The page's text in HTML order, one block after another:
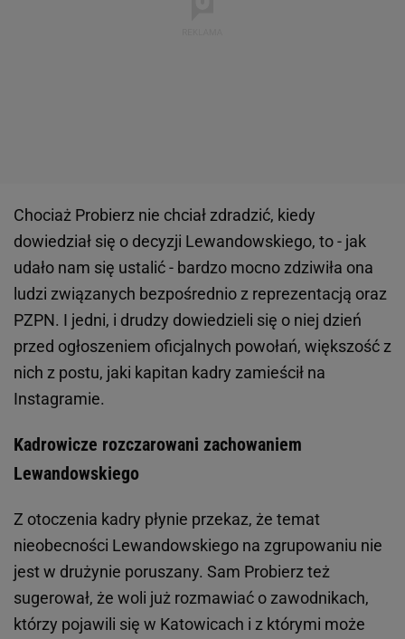
Chociaż Probierz nie chciał zdradzić, kiedy
dowiedział się o decyzji Lewandowskiego, to - jak
udało nam się ustalić - bardzo mocno zdziwiła ona
ludzi związanych bezpośrednio z reprezentacją oraz
PZPN. I jedni, i drudzy dowiedzieli się o niej dzień
przed ogłoszeniem oficjalnych powołań, większość z
nich z postu, jaki kapitan kadry zamieścił na
Instagramie.
Kadrowicze rozczarowani zachowaniem
Lewandowskiego
Z otoczenia kadry płynie przekaz, że temat
nieobecności Lewandowskiego na zgrupowaniu nie
jest w drużynie poruszany. Sam Probierz też
sugerował, że woli już rozmawiać o zawodnikach,
którzy pojawili się w Katowicach i z którymi może